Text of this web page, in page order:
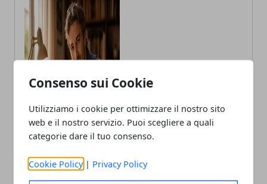
Consenso sui Cookie
Utilizziamo i cookie per ottimizzare il nostro sito
web e il nostro servizio. Puoi scegliere a quali
categorie dare il tuo consenso.
Cookie Policy | Privacy Policy
Laureato in Informatica scrive con
tecnologia portando in Italia le